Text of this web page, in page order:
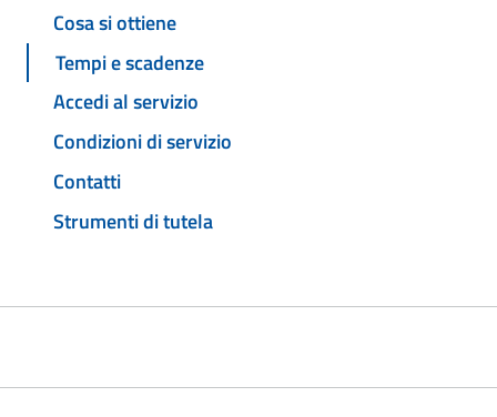
Cosa si ottiene
Tempi e scadenze
Accedi al servizio
Condizioni di servizio
Contatti
Strumenti di tutela